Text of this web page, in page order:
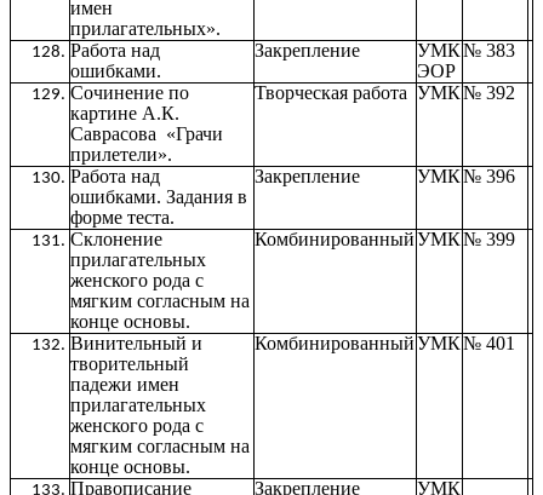
имен
прилагательных».
Работа над
ошибками.
Закрепление
УМК
ЭОР
№ 383
Сочинение по
картине А.К.
Саврасова «Грачи
прилетели».
Творческая работа УМК№ 392
Работа над
ошибками. Задания в
форме теста.
Закрепление УМК№ 396
Склонение
прилагательных
женского рода с
мягким согласным на
конце основы.
КомбинированныйУМК№ 399
Винительный и
творительный
падежи имен
прилагательных
женского рода с
мягким согласным на
конце основы.
КомбинированныйУМК№ 401
Правописание
Закрепление УМК